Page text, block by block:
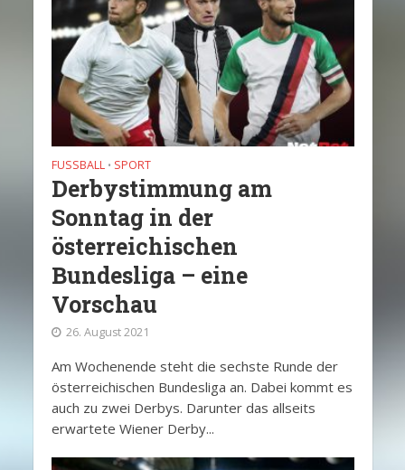
FUSSBALL • SPORT
Derbystimmung am
Sonntag in der
österreichischen
Bundesliga – eine
Vorschau
26. August 2021
Am Wochenende steht die sechste Runde der
österreichischen Bundesliga an. Dabei kommt es
auch zu zwei Derbys. Darunter das allseits
erwartete Wiener Derby...